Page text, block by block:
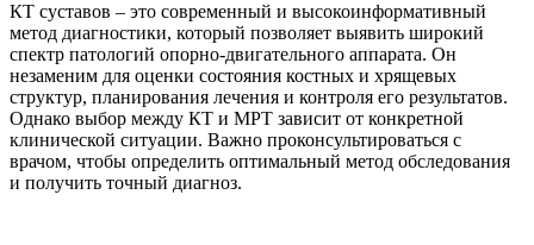
КТ суставов – это современный и высокоинформативный
метод диагностики, который позволяет выявить широкий
спектр патологий опорно-двигательного аппарата. Он
незаменим для оценки состояния костных и хрящевых
структур, планирования лечения и контроля его результатов.
Однако выбор между КТ и МРТ зависит от конкретной
клинической ситуации. Важно проконсультироваться с
врачом, чтобы определить оптимальный метод обследования
и получить точный диагноз.